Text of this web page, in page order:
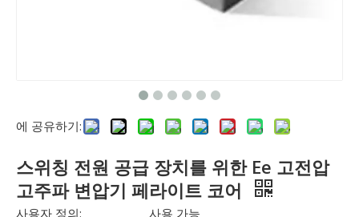
에 공유하기:
스위칭 전원 공급 장치를 위한 Ee 고전압
고주파 변압기 페라이트 코어
사용자 정의:
사용 가능